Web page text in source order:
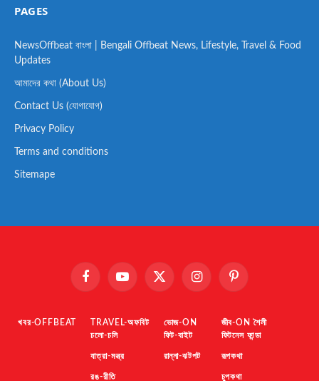
PAGES
NewsOffbeat বাংলা | Bengali Offbeat News, Lifestyle, Travel & Food
Updates
আমাদের কথা (About Us)
Contact Us (যোগাযোগ)
Privacy Policy
Terms and conditions
Sitemape
FacebookYouTube X
InstagramPinterest
খবর-OFFBEAT
TRAVEL-অফবিট
চলো-চলি
যাত্রা-মন্ত্র
রঙ-রীতি
ভোজ-ON
ফিট-বাইট
রান্না-ঝটপট
জীব-ON শৈলী
ফিটনেস ফান্ডা
রূপকথা
চুপকথা